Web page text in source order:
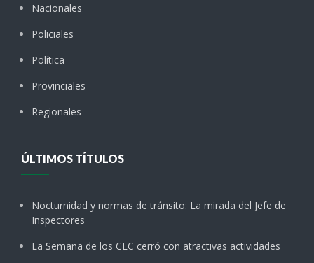
Nacionales
Policiales
Política
Provinciales
Regionales
ÚLTIMOS TÍTULOS
Nocturnidad y normas de tránsito: La mirada del Jefe de
Inspectores
La Semana de los CEC cerró con atractivas actividades